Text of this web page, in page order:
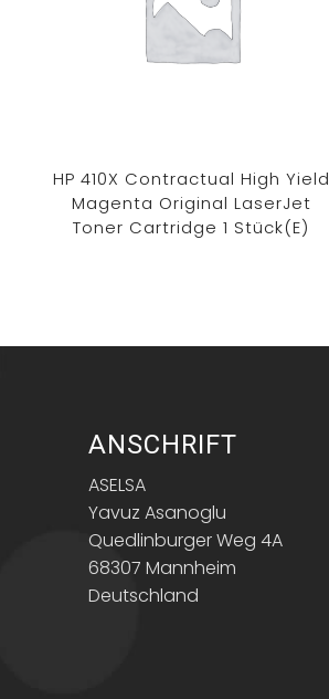
HP 410X Contractual High Yield
Magenta Original LaserJet
Toner Cartridge 1 Stück(e)
ANSCHRIFT
ASELSA
Yavuz Asanoglu
Quedlinburger Weg 4A
68307 Mannheim
Deutschland